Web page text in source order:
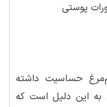
پوستی
حساسیت داشته
به این دلیل است که